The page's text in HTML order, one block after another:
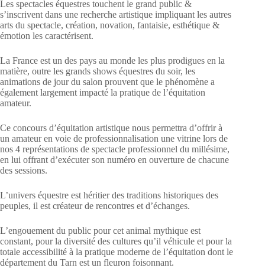
Les spectacles équestres touchent le grand public &
s’inscrivent dans une recherche artistique impliquant les autres
arts du spectacle, création, novation, fantaisie, esthétique &
émotion les caractérisent.
La France est un des pays au monde les plus prodigues en la
matière, outre les grands shows équestres du soir, les
animations de jour du salon prouvent que le phénomène a
également largement impacté la pratique de l’équitation
amateur.
Ce concours d’équitation artistique nous permettra d’offrir à
un amateur en voie de professionnalisation une vitrine lors de
nos 4 représentations de spectacle professionnel du millésime,
en lui offrant d’exécuter son numéro en ouverture de chacune
des sessions.
L’univers équestre est héritier des traditions historiques des
peuples, il est créateur de rencontres et d’échanges.
L’engouement du public pour cet animal mythique est
constant, pour la diversité des cultures qu’il véhicule et pour la
totale accessibilité à la pratique moderne de l’équitation dont le
département du Tarn est un fleuron foisonnant.